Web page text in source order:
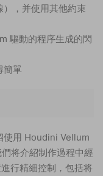
，并使用其他約束
驅動的程序生成的閃
簡單
使用 Houdini Vellum
将介紹制作過程中經
行精細控制，包括将